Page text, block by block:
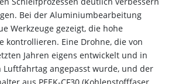
Bei der Aluminiumbearbeitung
Werkzeuge gezeigt, die hohe
kontrollieren. Eine Drohne, die von
Jahren eigens entwickelt und in
angepasst wurde, und der
aus PEEK-CF30 (Kohlenstofffaser